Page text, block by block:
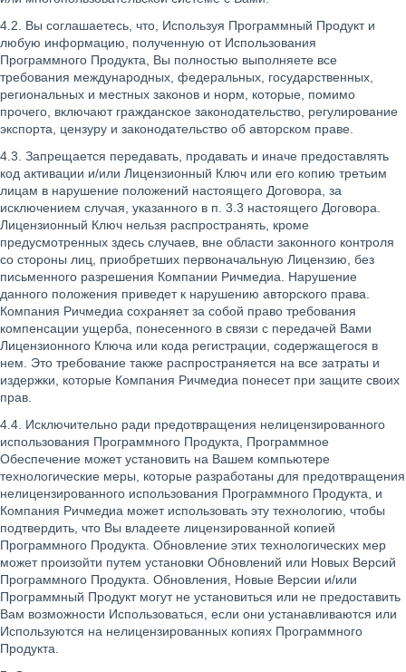
4.2. Вы соглашаетесь, что, Используя Программный Продукт и
любую информацию, полученную от Использования
Программного Продукта, Вы полностью выполняете все
требования международных, федеральных, государственных,
региональных и местных законов и норм, которые, помимо
прочего, включают гражданское законодательство, регулирование
экспорта, цензуру и законодательство об авторском праве.
4.3. Запрещается передавать, продавать и иначе предоставлять
код активации и/или Лицензионный Ключ или его копию третьим
лицам в нарушение положений настоящего Договора, за
исключением случая, указанного в п. 3.3 настоящего Договора.
Лицензионный Ключ нельзя распространять, кроме
предусмотренных здесь случаев, вне области законного контроля
со стороны лиц, приобретших первоначальную Лицензию, без
письменного разрешения Компании Ричмедиа. Нарушение
данного положения приведет к нарушению авторского права.
Компания Ричмедиа сохраняет за собой право требования
компенсации ущерба, понесенного в связи с передачей Вами
Лицензионного Ключа или кода регистрации, содержащегося в
нем. Это требование также распространяется на все затраты и
издержки, которые Компания Ричмедиа понесет при защите своих
прав.
4.4. Исключительно ради предотвращения нелицензированного
использования Программного Продукта, Программное
Обеспечение может установить на Вашем компьютере
технологические меры, которые разработаны для предотвращения
нелицензированного использования Программного Продукта, и
Компания Ричмедиа может использовать эту технологию, чтобы
подтвердить, что Вы владеете лицензированной копией
Программного Продукта. Обновление этих технологических мер
может произойти путем установки Обновлений или Новых Версий
Программного Продукта. Обновления, Новые Версии и/или
Программный Продукт могут не установиться или не предоставить
Вам возможности Использоваться, если они устанавливаются или
Используются на нелицензированных копиях Программного
Продукта.